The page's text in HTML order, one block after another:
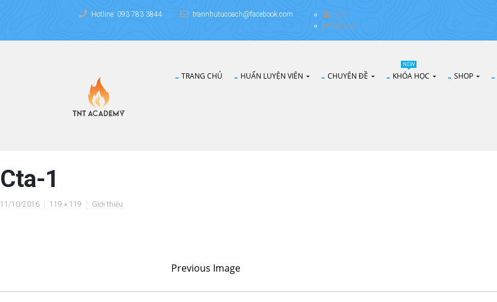
Hotline: 093 783 3844 trannhutucoach@facebook.com
Login
Register
TRANG CHỦ HUẤN LUYỆN VIÊN CHUYÊN ĐỀ KHÓA HỌC
NEW
SHOP
Cta-1
11/10/2016 119 × 119 Giới thiệu
Previous Image